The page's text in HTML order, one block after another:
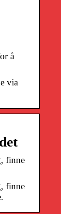
å
via
finne
finne